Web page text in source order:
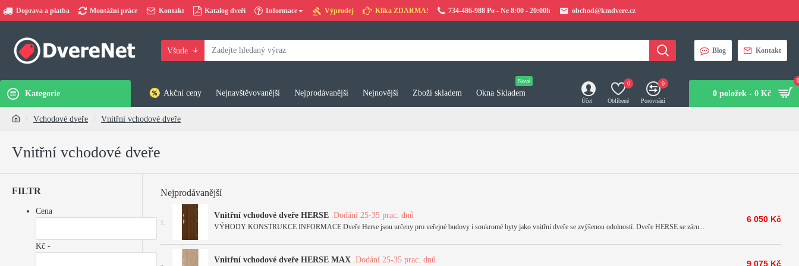
Doprava a platba Montážní práce Kontakt Katalog dveří Informace Výprodej Klika ZDARMA! 734-486-988 Po - Ne 8:00 - 20:00h obchod@kmdvere.cz
Všude Blog Kontakt
Kategorie Akční ceny Nejnavštěvovanější Nejprodávanější Nejnovější Zboží skladem Okna Skladem
Nové
Účet Oblíbené
0
Porovnání
0
0 položek - 0 Kč
Vchodové dveře Vnitřní vchodové dveře
Vnitřní vchodové dveře
FILTR
Cena
Kč -
Nejprodávanější
1.
Vnitřní vchodové dveře HERSE .Dodání 25-35 prac. dnů
VÝHODY KONSTRUKCE INFORMACE Dveře Herse jsou určeny pro veřejné budovy i soukromé byty jako vnitřní dveře se zvýšenou odolností. Dveře HERSE se záru...
6 050 Kč
Vnitřní vchodové dveře HERSE MAX .Dodání 25-35 prac. dnů 9 075 Kč